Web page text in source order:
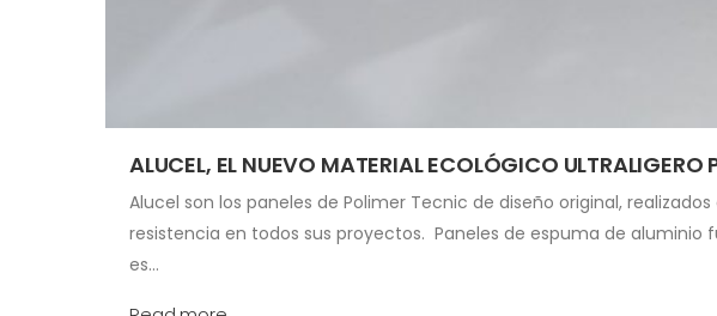
ALUCEL, EL NUEVO MATERIAL ECOLÓGICO
Alucel son los paneles de Polimer Tecnic de diseño original,
resistencia en todos sus proyectos. Paneles de espuma de aluminio
es…